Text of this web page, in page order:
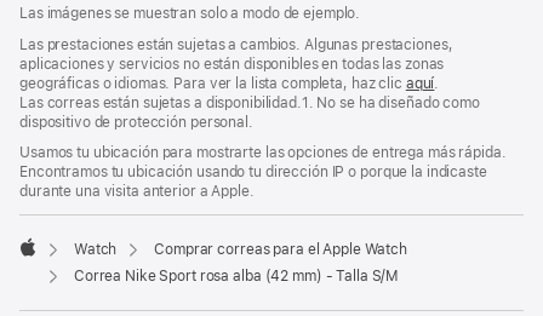
Las imágenes se muestran solo a modo de ejemplo.
Las prestaciones están sujetas a cambios. Algunas prestaciones,
aplicaciones y servicios no están disponibles en todas las zonas
geográficas o idiomas. Para ver la lista completa, haz clic aquí
Las correas están sujetas a disponibilidad.1. No se ha diseñado como
dispositivo de protección personal.
Usamos tu ubicación para mostrarte las opciones de entrega más rápida.
Encontramos tu ubicación usando tu dirección IP o porque la indicaste
durante una visita anterior a Apple.
Apple
Watch
Comprar correas para el Apple Watch
Correa Nike Sport rosa alba (42 mm) - Talla S/M